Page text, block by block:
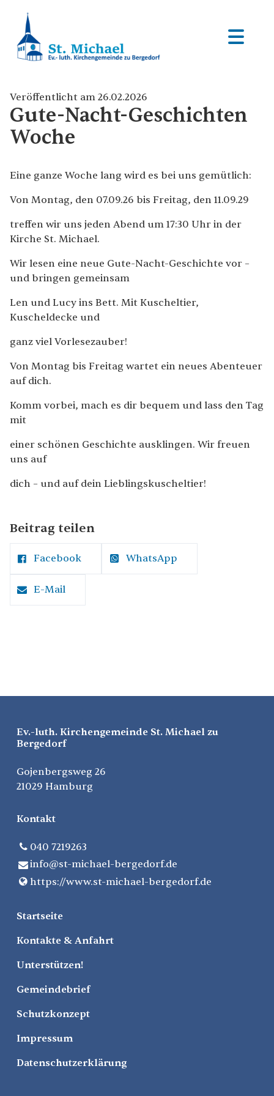
Veröffentlicht am 26.02.2026
Gute-Nacht-Geschichten
Woche
Eine ganze Woche lang wird es bei uns gemütlich:
Von Montag, den 07.09.26 bis Freitag, den 11.09.29
treffen wir uns jeden Abend um 17:30 Uhr in der
Kirche St. Michael.
Wir lesen eine neue Gute-Nacht-Geschichte vor –
und bringen gemeinsam
Len und Lucy ins Bett. Mit Kuscheltier,
Kuscheldecke und
ganz viel Vorlesezauber!
Von Montag bis Freitag wartet ein neues Abenteuer
auf dich.
Komm vorbei, mach es dir bequem und lass den Tag
mit
einer schönen Geschichte ausklingen. Wir freuen
uns auf
dich – und auf dein Lieblingskuscheltier!
Beitrag teilen
Facebook WhatsApp
E-Mail
Ev.-luth. Kirchengemeinde St. Michael zu
Bergedorf
Gojenbergsweg 26
21029 Hamburg
Kontakt
040 7219263
info@​st-michael-bergedorf.​de
https://www.​st-michael-bergedorf.​de
Startseite
Kontakte & Anfahrt
Unterstützen!
Gemeindebrief
Schutzkonzept
Impressum
Datenschutzerklärung